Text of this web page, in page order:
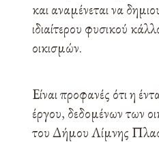
και αναμένεται να
ιδιαίτερου φυσικού
οικισμών.
Είναι προφανές ότι η
έργου, δεδομένων των
του Δήμου Λίμνης